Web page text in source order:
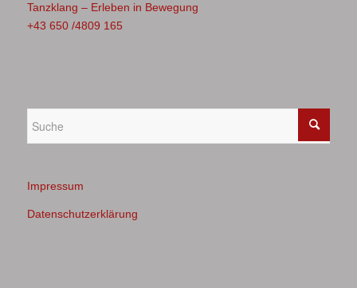
Tanzklang – Erleben in Bewegung
+43 650 /4809 165
Impressum
Datenschutzerklärung